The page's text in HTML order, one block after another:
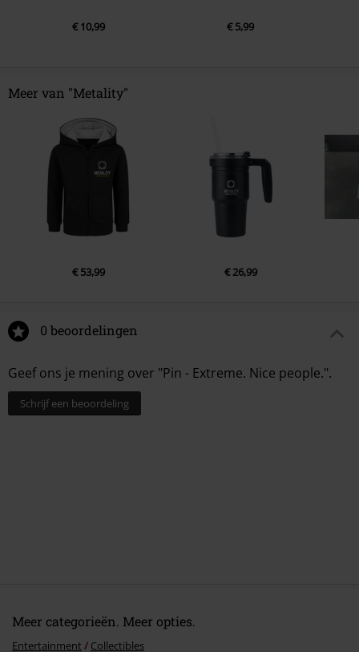
€ 10,99 € 5,99
Meer van "Metality"
€ 53,99 € 26,99
0 beoordelingen
Geef ons je mening over "Pin - Extreme. Nice people.".
Schrijf een beoordeling
Meer categorieën. Meer opties.
Entertainment Collectibles